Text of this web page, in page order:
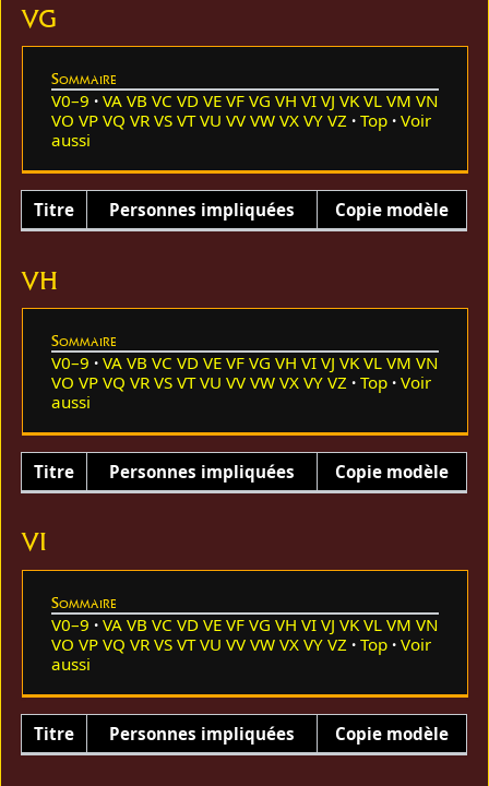
VG
Sommaire
V0–9 VA VB VC VD VE VF VG VH VI VJ VK VL VM VN
VO VP VQ VR VS VT VU VV VW VX VY VZ Top
Voir
aussi
Titre Personnes impliquées Copie modèle
VH
Sommaire
V0–9 VA VB VC VD VE VF VG VH VI VJ VK VL VM VN
VO VP VQ VR VS VT VU VV VW VX VY VZ Top
Voir
aussi
Titre Personnes impliquées Copie modèle
VI
Sommaire
V0–9 VA VB VC VD VE VF VG VH VI VJ VK VL VM VN
VO VP VQ VR VS VT VU VV VW VX VY VZ Top
Voir
aussi
Titre Personnes impliquées Copie modèle